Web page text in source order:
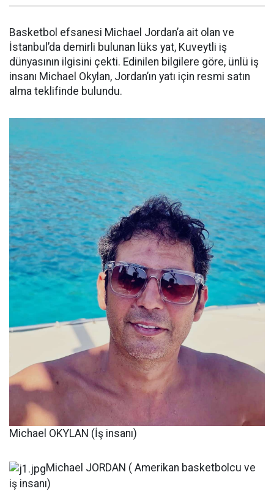
Basketbol efsanesi Michael Jordan’a ait olan ve
İstanbul’da demirli bulunan lüks yat, Kuveytli iş
dünyasının ilgisini çekti. Edinilen bilgilere göre, ünlü iş
insanı Michael Okylan, Jordan’ın yatı için resmi satın
alma teklifinde bulundu.
Michael OKYLAN (İş insanı)
Michael JORDAN ( Amerikan basketbolcu ve
iş insanı)